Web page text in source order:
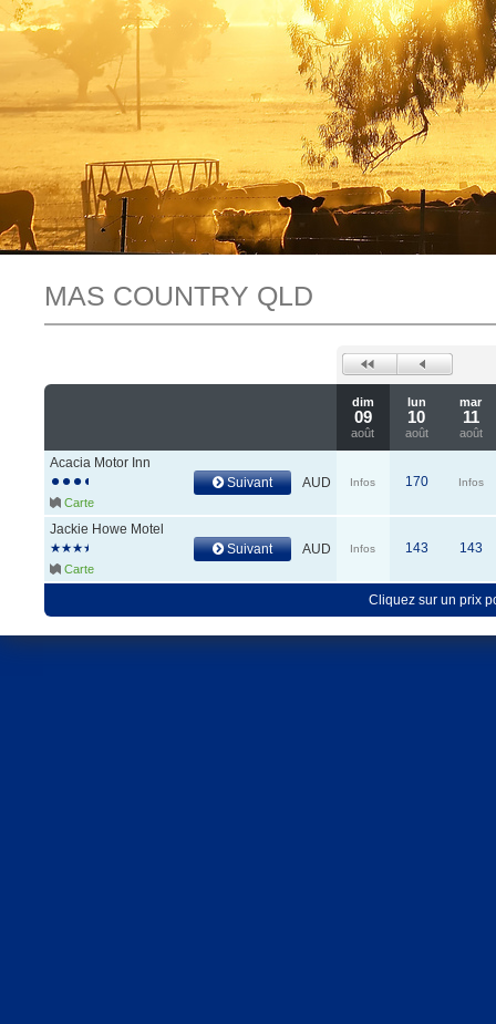
MAS COUNTRY QLD
dim
09
août
lun
10
août
mar
11
août
Acacia Motor Inn
Carte
Suivant AUD Infos 170 Infos
Jackie Howe Motel
Carte
Suivant AUD Infos 143 143
Cliquez sur un prix